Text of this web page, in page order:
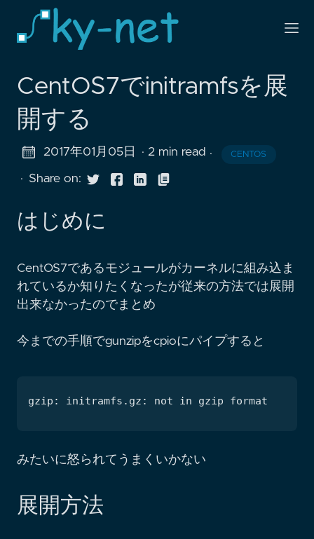
CentOS7でinitramfsを展
開する
2017年01月05日 · 2 min read · CENTOS
· Share on:
はじめに
CentOS7であるモジュールがカーネルに組み込ま
れているか知りたくなったが従来の方法では展開
出来なかったのでまとめ
今までの手順でgunzipをcpioにパイプすると
みたいに怒られてうまくいかない
展開方法